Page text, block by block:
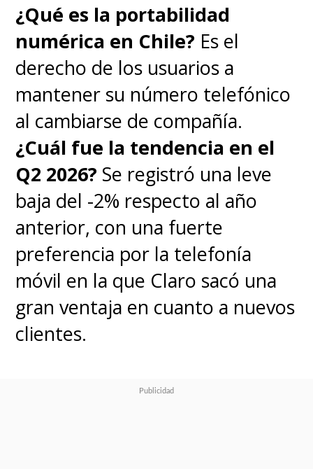
¿Qué es la portabilidad
numérica en Chile? Es el
derecho de los usuarios a
mantener su número telefónico
al cambiarse de compañía.
¿Cuál fue la tendencia en el
Q2 2026? Se registró una leve
baja del -2% respecto al año
anterior, con una fuerte
preferencia por la telefonía
móvil en la que Claro sacó una
gran ventaja en cuanto a nuevos
clientes.